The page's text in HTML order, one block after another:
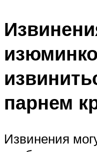
парнем
Извинения